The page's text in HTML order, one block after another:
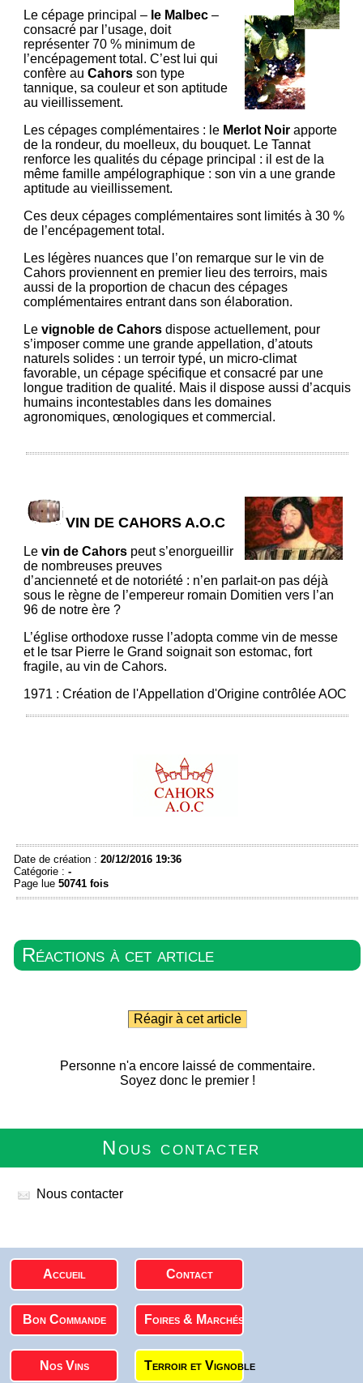
Le cépage principal – le Malbec –
consacré par l’usage, doit
représenter 70 % minimum de
l’encépagement total. C’est lui qui
confère au Cahors son type
tannique, sa couleur et son aptitude
au vieillissement.
Les cépages complémentaires : le Merlot Noir apporte
de la rondeur, du moelleux, du bouquet. Le Tannat
renforce les qualités du cépage principal : il est de la
même famille ampélographique : son vin a une grande
aptitude au vieillissement.
Ces deux cépages complémentaires sont limités à 30 %
de l’encépagement total.
Les légères nuances que l’on remarque sur le vin de
Cahors proviennent en premier lieu des terroirs, mais
aussi de la proportion de chacun des cépages
complémentaires entrant dans son élaboration.
Le vignoble de Cahors dispose actuellement, pour
s’imposer comme une grande appellation, d’atouts
naturels solides : un terroir typé, un micro-climat
favorable, un cépage spécifique et consacré par une
longue tradition de qualité. Mais il dispose aussi d’acquis
humains incontestables dans les domaines
agronomiques, œnologiques et commercial.
VIN DE CAHORS A.O.C
Le vin de Cahors peut s’enorgueillir
de nombreuses preuves
d’ancienneté et de notoriété : n’en parlait-on pas déjà
sous le règne de l’empereur romain Domitien vers l’an
96 de notre ère ?
L’église orthodoxe russe l’adopta comme vin de messe
et le tsar Pierre le Grand soignait son estomac, fort
fragile, au vin de Cahors.
1971 : Création de l'Appellation d'Origine contrôlée AOC
Date de création : 20/12/2016 19:36
Catégorie : -
Page lue 50741 fois
Réactions à cet article
Réagir à cet article
Personne n'a encore laissé de commentaire.
Soyez donc le premier !
Nous contacter
Nous contacter
Accueil Contact
Bon Commande Foires & Marchés
Nos Vins Terroir et Vignoble